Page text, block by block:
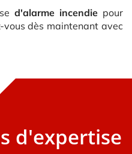
d'alarme incendiepour
vous dès maintenant avec
d'expertise